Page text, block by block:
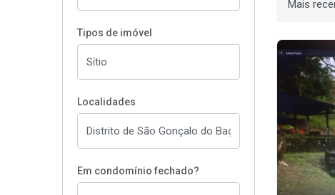
Tipos de imóvel
Localidades
Em condomínio fechado?
Ordenar